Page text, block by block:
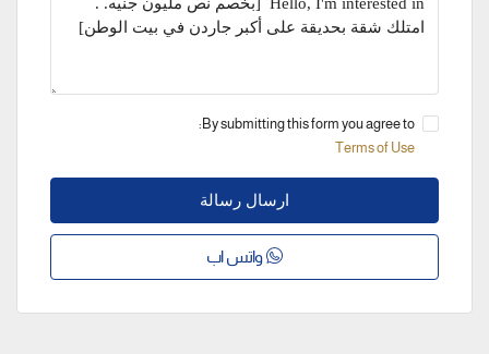
By submitting this form you agree to:
Terms of Use
ارسال رسالة
واتس اب